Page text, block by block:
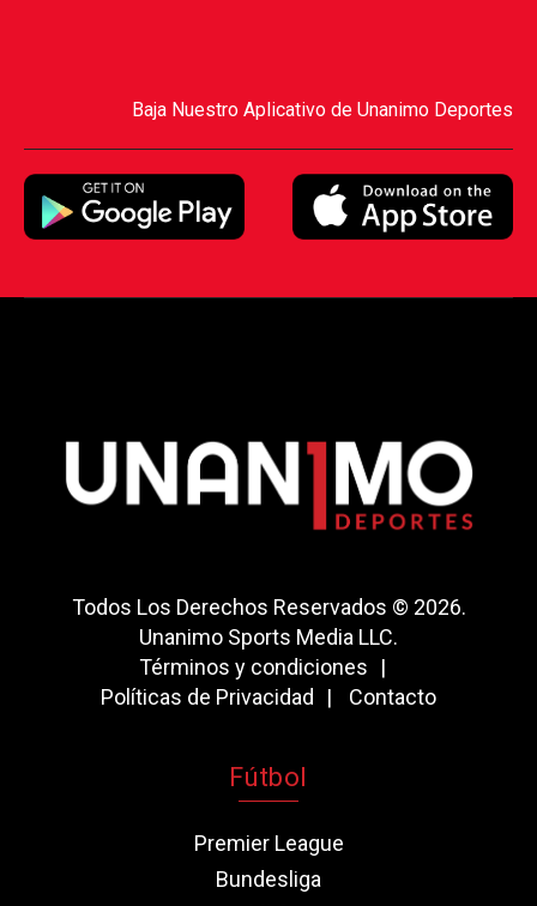
Baja Nuestro Aplicativo de Unanimo Deportes
Todos Los Derechos Reservados © 2026.
Unanimo Sports Media LLC.
Términos y condiciones
Políticas de Privacidad
Contacto
Fútbol
Premier League
Bundesliga